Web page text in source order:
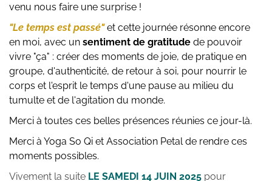
venu nous faire une surprise !
"Le temps est passé" et cette journée résonne encore
en moi, avec un sentiment de gratitude de pouvoir
vivre "ça" : créer des moments de joie, de pratique en
groupe, d'authenticité, de retour à soi, pour nourrir le
corps et l'esprit le temps d'une pause au milieu du
tumulte et de l'agitation du monde.
Merci à toutes ces belles présences réunies ce jour-là.
Merci à Yoga So Qi et Association Petal de rendre ces
moments possibles.
Vivement la suite LE SAMEDI 14 JUIN 2025 pour